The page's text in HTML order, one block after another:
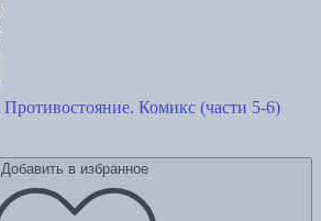
Противостояние. Комикс (части 5-6)
Добавить в избранное